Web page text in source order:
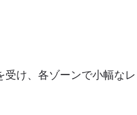
け、各ゾーンで小幅な